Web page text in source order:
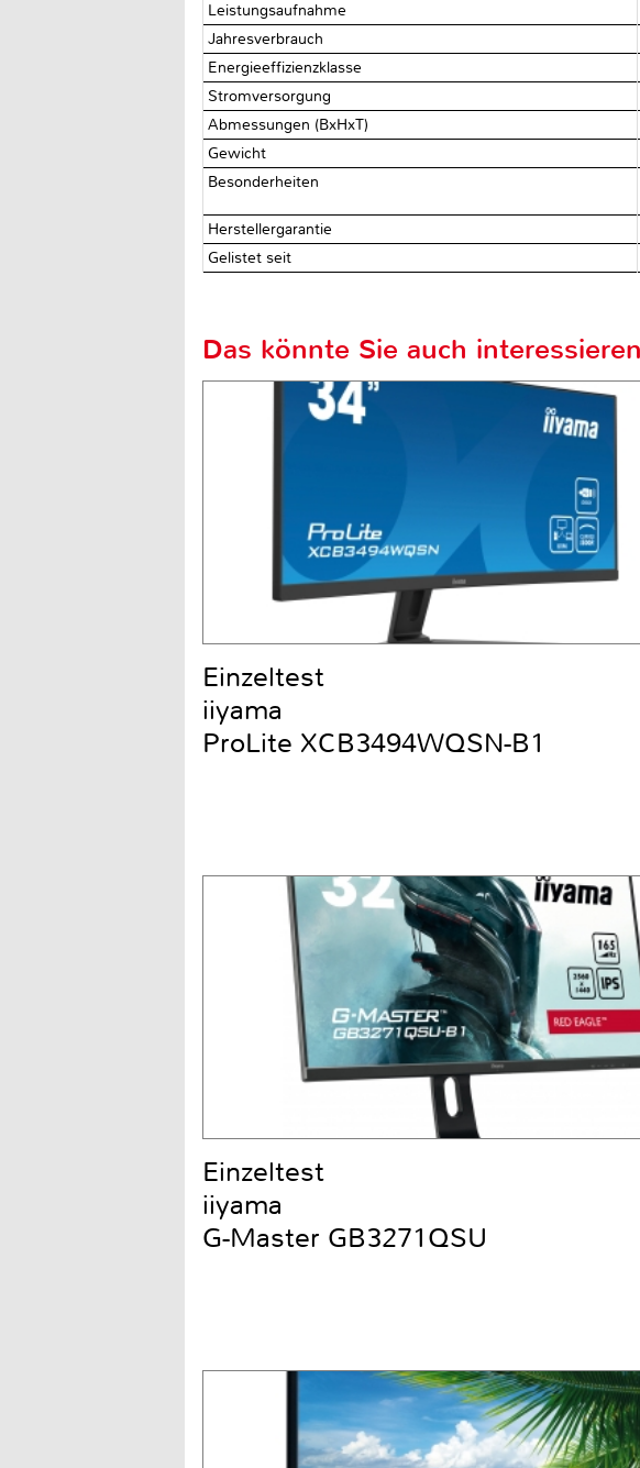
Leistungsaufnahme
Jahresverbrauch
Energieeffizienzklasse
Stromversorgung
Abmessungen (BxHxT)
Gewicht
Besonderheiten
Herstellergarantie
Gelistet seit
Das könnte Sie auch
Einzeltest
iiyama
ProLite XCB3494WQSN-B1
Einzeltest
iiyama
G-Master GB3271QSU